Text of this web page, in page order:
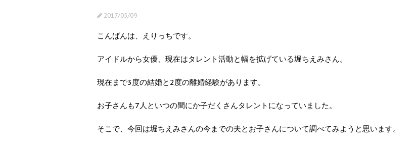
2017/05/09
こんばんは、えりっちです。
アイドルから女優、現在はタレント活動と幅を拡げている堀ちえみさん。
現在まで3度の結婚と2度の離婚経験があります。
お子さんも7人といつの間にか子だくさんタレントになっていました。
そこで、今回は堀ちえみさんの今までの夫とお子さんについて調べてみようと思います。